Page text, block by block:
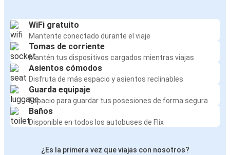
WiFi gratuito
Mantente conectado durante el viaje
Tomas de corriente
Mantén tus dispositivos cargados mientras viajas
Asientos cómodos
Disfruta de más espacio y asientos reclinables
Guarda equipaje
Espacio para guardar tus posesiones de forma segura
Baños
Disponible en todos los autobuses de Flix
¿Es la primera vez que viajas con nosotros?